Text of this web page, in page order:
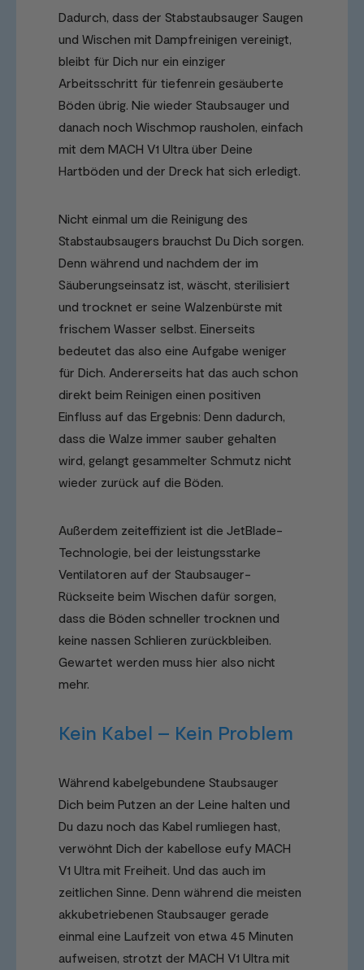
Dadurch, dass der Stabstaubsauger Saugen
und Wischen mit Dampfreinigen vereinigt,
bleibt für Dich nur ein einziger
Arbeitsschritt für tiefenrein gesäuberte
Böden übrig. Nie wieder Staubsauger und
danach noch Wischmop rausholen, einfach
mit dem MACH V1 Ultra über Deine
Hartböden und der Dreck hat sich erledigt.
Nicht einmal um die Reinigung des
Stabstaubsaugers brauchst Du Dich sorgen.
Denn während und nachdem der im
Säuberungseinsatz ist, wäscht, sterilisiert
und trocknet er seine Walzenbürste mit
frischem Wasser selbst. Einerseits
bedeutet das also eine Aufgabe weniger
für Dich. Andererseits hat das auch schon
direkt beim Reinigen einen positiven
Einfluss auf das Ergebnis: Denn dadurch,
dass die Walze immer sauber gehalten
wird, gelangt gesammelter Schmutz nicht
wieder zurück auf die Böden.
Außerdem zeiteffizient ist die JetBlade-
Technologie, bei der leistungsstarke
Ventilatoren auf der Staubsauger-
Rückseite beim Wischen dafür sorgen,
dass die Böden schneller trocknen und
keine nassen Schlieren zurückbleiben.
Gewartet werden muss hier also nicht
mehr.
Kein Kabel – Kein Problem
Während kabelgebundene Staubsauger
Dich beim Putzen an der Leine halten und
Du dazu noch das Kabel rumliegen hast,
verwöhnt Dich der kabellose eufy MACH
V1 Ultra mit Freiheit. Und das auch im
zeitlichen Sinne. Denn während die meisten
akkubetriebenen Staubsauger gerade
einmal eine Laufzeit von etwa 45 Minuten
aufweisen, strotzt der MACH V1 Ultra mit